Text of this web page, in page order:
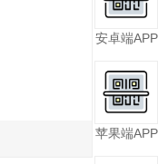
安卓端APP
苹果端APP